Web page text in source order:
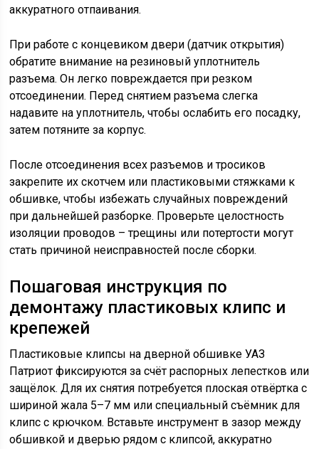
аккуратного отпаивания.
При работе с концевиком двери (датчик открытия)
обратите внимание на резиновый уплотнитель
разъема. Он легко повреждается при резком
отсоединении. Перед снятием разъема слегка
надавите на уплотнитель, чтобы ослабить его посадку,
затем потяните за корпус.
После отсоединения всех разъемов и тросиков
закрепите их скотчем или пластиковыми стяжками к
обшивке, чтобы избежать случайных повреждений
при дальнейшей разборке. Проверьте целостность
изоляции проводов – трещины или потертости могут
стать причиной неисправностей после сборки.
Пошаговая инструкция по
демонтажу пластиковых клипс и
крепежей
Пластиковые клипсы на дверной обшивке УАЗ
Патриот фиксируются за счёт распорных лепестков или
защёлок. Для их снятия потребуется плоская отвёртка с
шириной жала 5–7 мм или специальный съёмник для
клипс с крючком. Вставьте инструмент в зазор между
обшивкой и дверью рядом с клипсой, аккуратно